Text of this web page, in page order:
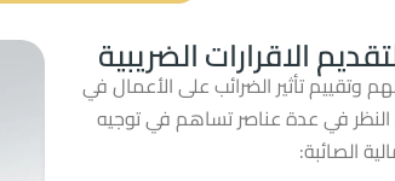
الاقرارات الضريبية
وتقييم تأثير الضرائب على الأعمال في
النظر في عدة عناصر تساهم في توجيه
الصائبة: